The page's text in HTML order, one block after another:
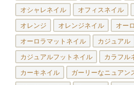
オシャレネイル オフィスネイル
オレンジ オレンジネイル オー
オーロラマットネイル カジュアル
カジュアルフットネイル カラフル
カーキネイル ガーリーなニュアン